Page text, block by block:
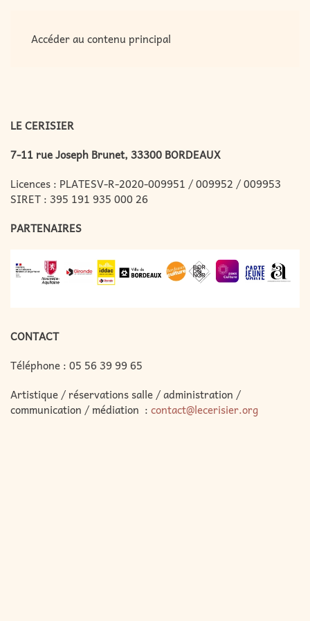
Accéder au contenu principal
MENU
LE CERISIER
7-11 rue Joseph Brunet, 33300 BORDEAUX
Licences : PLATESV-R-2020-009951 / 009952 / 009953
SIRET : 395 191 935 000 26
PARTENAIRES
CONTACT
Téléphone : 05 56 39 99 65
Artistique / réservations salle / administration /
communication / médiation : contact@lecerisier.org